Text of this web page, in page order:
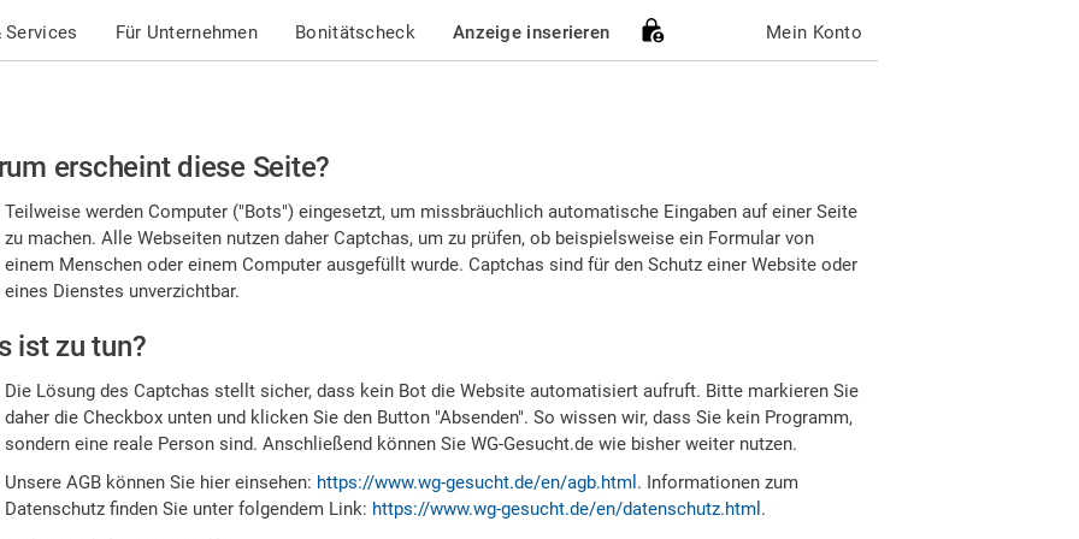
Services Für Unternehmen Bonitätscheck Anzeige inserieren Mein Konto
erscheint diese Seite?
Teilweise werden Computer ("Bots") eingesetzt, um missbräuchlich automatische Eingaben auf einer Seite
zu machen. Alle Webseiten nutzen daher Captchas, um zu prüfen, ob beispielsweise ein Formular von
einem Menschen oder einem Computer ausgefüllt wurde. Captchas sind für den Schutz einer Website oder
eines Dienstes unverzichtbar.
ist zu tun?
Die Lösung des Captchas stellt sicher, dass kein Bot die Website automatisiert aufruft. Bitte markieren Sie
daher die Checkbox unten und klicken Sie den Button "Absenden". So wissen wir, dass Sie kein Programm,
sondern eine reale Person sind. Anschließend können Sie WG-Gesucht.de wie bisher weiter nutzen.
Unsere AGB können Sie hier einsehen: https://www.wg-gesucht.de/en/agb.html . Informationen zum
Datenschutz finden Sie unter folgendem Link: https://www.wg-gesucht.de/en/datenschutz.html .